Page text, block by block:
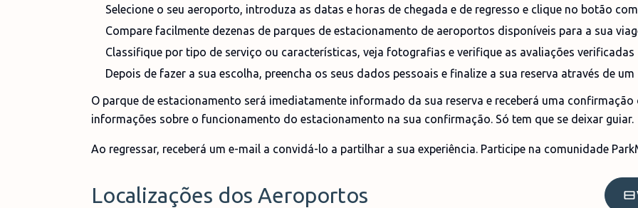
Selecione o seu aeroporto, introduza as datas e horas de chegada e de regresso e clique no botão
Compare facilmente dezenas de parques de estacionamento de aeroportos disponíveis para a sua
Classifique por tipo de serviço ou características, veja fotografias e verifique as avaliações
Depois de fazer a sua escolha, preencha os seus dados pessoais e finalize a sua reserva através de
O parque de estacionamento será imediatamente informado da sua reserva e receberá uma
informações sobre o funcionamento do estacionamento na sua confirmação. Só tem que se deixar guiar.
Ao regressar, receberá um e-mail a convidá-lo a partilhar a sua experiência. Participe na comunidade
Localizações dos Aeroportos